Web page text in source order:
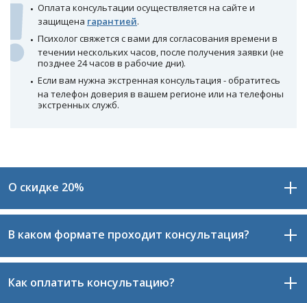
Оплата консультации осуществляется на сайте и
защищена гарантией.
Психолог свяжется с вами для согласования времени в
течении нескольких часов, после получения заявки (не
позднее 24 часов в рабочие дни).
Если вам нужна экстренная консультация - обратитесь
на телефон доверия в вашем регионе или на телефоны
экстренных служб.
О скидке 20%
При записи через сайт вы получаете скидку 20% на
первую консультацию.
Также вы получаете гарантию от сайта: если
В каком формате проходит консультация?
Консультация проходит в формате видео-общения,
Как оплатить консультацию?